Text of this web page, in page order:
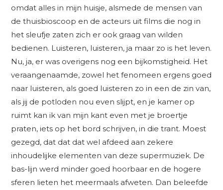
omdat alles in mijn huisje, alsmede de mensen van
de thuisbioscoop en de acteurs uit films die nog in
het sleufje zaten zich er ook graag van wilden
bedienen. Luisteren, luisteren, ja maar zo is het leven.
Nu, ja, er was overigens nog een bijkomstigheid. Het
veraangenaamde, zowel het fenomeen ergens goed
naar luisteren, als goed luisteren zo in een de zin van,
als jij de potloden nou even slijpt, en je kamer op
ruimt kan ik van mijn kant even met je broertje
praten, iets op het bord schrijven, in die trant. Moest
gezegd, dat dat dat wel afdeed aan zekere
inhoudelijke elementen van deze supermuziek. De
bas-lijn werd minder goed hoorbaar en de hogere
sferen lieten het meermaals afweten. Dan beleefde